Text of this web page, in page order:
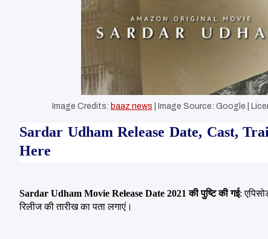
Image Credits: baaz news | Image Source: Google |
Sardar Udham Release Date, Cast,
Here
Sardar Udham Movie Release Date 2021 की पुष्टि की गई:
रिलीज की तारीख का पता लगाएं।